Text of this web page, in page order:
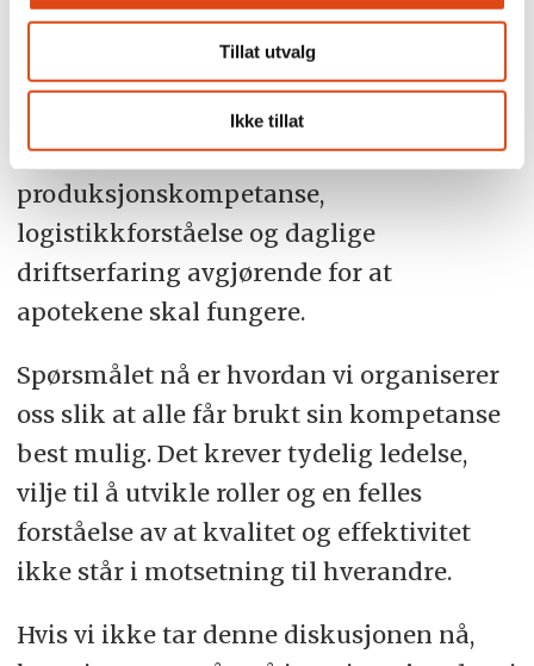
Tillat utvalg
Ikke tillat
kompetansemangfold. Hjelpepleiernes
praktiske erfaring og pasientnære arbeid
var ikke erstattelig. På samme måte er
apotekteknikernes kundekontakt,
produksjonskompetanse,
logistikkforståelse og daglige
driftserfaring avgjørende for at
apotekene skal fungere.
Spørsmålet nå er hvordan vi organiserer
oss slik at alle får brukt sin kompetanse
best mulig. Det krever tydelig ledelse,
vilje til å utvikle roller og en felles
forståelse av at kvalitet og effektivitet
ikke står i motsetning til hverandre.
Hvis vi ikke tar denne diskusjonen nå,